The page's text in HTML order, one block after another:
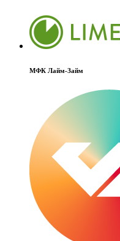
МТС-Банк
МФК Лайм-Займ